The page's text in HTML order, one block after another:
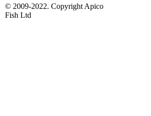
© 2009-2022. Copyright Apico
Fish Ltd